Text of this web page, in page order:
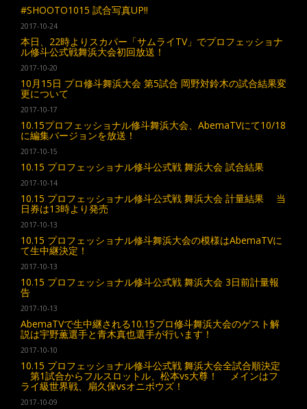
#SHOOTO1015 試合写真UP!!
2017-10-24
本日、22時よりスカパー「サムライTV」でプロフェッショナ
ル修斗公式戦舞浜大会初回放送！
2017-10-20
10月15日 プロ修斗舞浜大会 第5試合 岡野対鈴木の試合結果変
更について
2017-10-17
10.15プロフェッショナル修斗舞浜大会、AbemaTVにて10/18
に編集バージョンを放送！
2017-10-15
10.15 プロフェッショナル修斗公式戦 舞浜大会 試合結果
2017-10-14
10.15 プロフェッショナル修斗公式戦 舞浜大会 計量結果 当
日券は13時より発売
2017-10-13
10.15 プロフェッショナル修斗舞浜大会の模様はAbemaTVに
て生中継決定！
2017-10-13
10.15 プロフェッショナル修斗公式戦 舞浜大会 3日前計量報
告
2017-10-13
AbemaTVで生中継される10.15プロ修斗舞浜大会のゲスト解
説は宇野薫選手と青木真也選手が行います！
2017-10-10
10.15 プロフェッショナル修斗公式戦 舞浜大会全試合順決定
第1試合からフルスロットル、松本vs大尊！ メインはフ
ライ級世界戦、扇久保vsオニボウズ！
2017-10-09